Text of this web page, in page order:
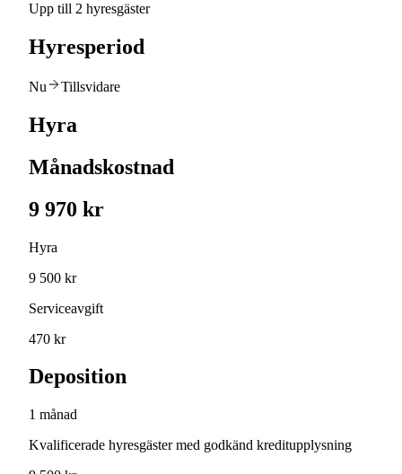
Upp till 2 hyresgäster
Hyresperiod
Nu Tillsvidare
Hyra
Månadskostnad
9 970 kr
Hyra
9 500 kr
Serviceavgift
470 kr
Deposition
1 månad
Kvalificerade hyresgäster med godkänd kreditupplysning